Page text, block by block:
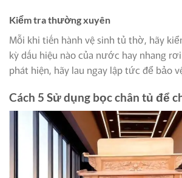
Kiểm tra thường xuyên
Mỗi khi tiến hành vệ sinh tủ thờ, hãy
kỳ dấu hiệu nào của nước hay nhang
phát hiện, hãy lau ngay lập tức để bảo
Cách 5 Sử dụng bọc chân tủ để